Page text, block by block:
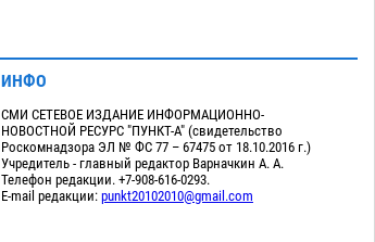
ИНФО
СМИ СЕТЕВОЕ ИЗДАНИЕ ИНФОРМАЦИОННО-
НОВОСТНОЙ РЕСУРС "ПУНКТ-А" (свидетельство
Роскомнадзора ЭЛ № ФС 77 – 67475 от 18.10.2016 г.)
Учредитель - главный редактор Варначкин А. А.
Телефон редакции. +7-908-616-0293.
E-mail редакции: punkt20102010@gmail.com